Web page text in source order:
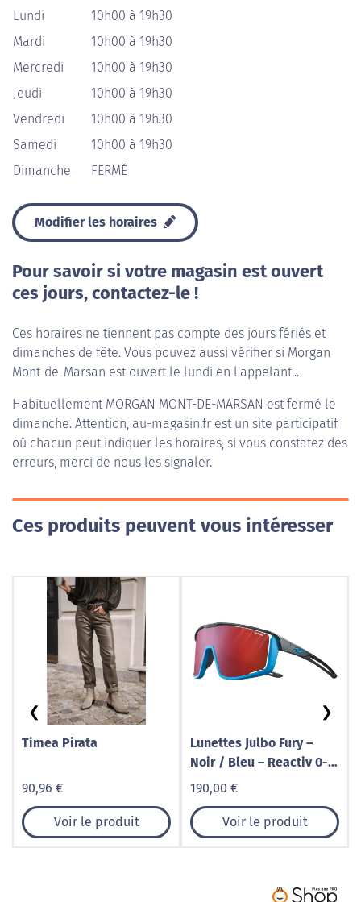
Lundi
10h00 à 19h30
Mardi
10h00 à 19h30
Mercredi
10h00 à 19h30
Jeudi
10h00 à 19h30
Vendredi
10h00 à 19h30
Samedi
10h00 à 19h30
Dimanche
FERMÉ
Modifier les horaires
Pour savoir si votre magasin est ouvert
ces jours, contactez-le !
Ces horaires ne tiennent pas compte des jours fériés et
dimanches de fête. Vous pouvez aussi vérifier si Morgan
Mont-de-Marsan est ouvert le lundi en l'appelant...
Habituellement MORGAN MONT-DE-MARSAN est fermé le
dimanche. Attention, au-magasin.fr est un site participatif
où chacun peut indiquer les horaires, si vous constatez des
erreurs, merci de nous les signaler.
Ces produits peuvent vous intéresser
Timea Pirata
90,96 €
Voir le produit
Lunettes Julbo Fury –
Noir / Bleu – Reactiv 0-3
High Contrast
190,00 €
Voir le produit
❮ ❯